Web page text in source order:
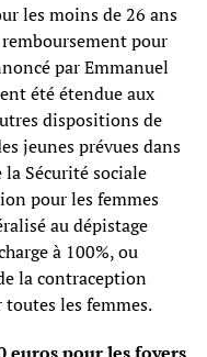
les moins de 26 ans
pour
par Emmanuel
été étendue aux
dispositions de
jeunes prévues dans
Sécurité sociale
pour les femmes
au dépistage
à 100%, ou
la contraception
les femmes.